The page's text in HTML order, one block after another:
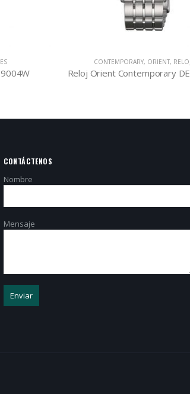
CONTEMPORARY, ORIENT,
Reloj Orient Contemporary
CONTÁCTENOS
Nombre
Mensaje